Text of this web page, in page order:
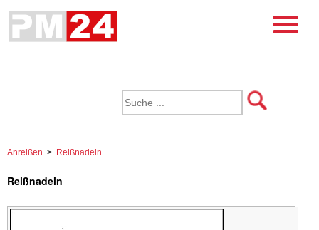
Anreißen > Reißnadeln
Reißnadeln